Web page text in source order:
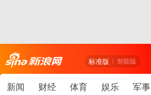
标准版 智能版
新闻 财经 体育 娱乐 军事